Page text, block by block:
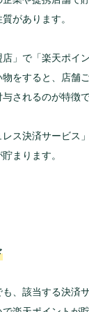
があります。
」で「楽天ポイ
をすると、店舗
されるのが特徴で
ス決済サービス
まります。
、該当する決済